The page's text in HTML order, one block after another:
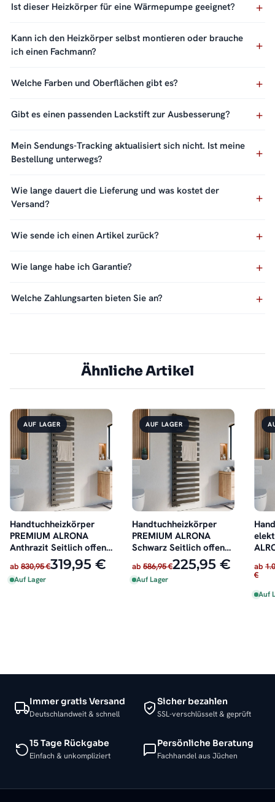
Ist dieser Heizkörper für eine Wärmepumpe geeignet?
Kann ich den Heizkörper selbst montieren oder brauche
ich einen Fachmann?
Welche Farben und Oberflächen gibt es?
Gibt es einen passenden Lackstift zur Ausbesserung?
Mein Sendungs-Tracking aktualisiert sich nicht. Ist meine
Bestellung unterwegs?
Wie lange dauert die Lieferung und was kostet der
Versand?
Wie sende ich einen Artikel zurück?
Wie lange habe ich Garantie?
Welche Zahlungsarten bieten Sie an?
Ähnliche Artikel
AUF LAGER
Handtuchheizkörper
PREMIUM ALRONA
Anthrazit Seitlich offen
rechts oder links
ab 830,95 €319,95 €
Auf Lager
AUF LAGER
Handtuchheizkörper
PREMIUM ALRONA
Schwarz Seitlich offen
rechts oder links
ab 586,95 €225,95 €
Auf Lager
ab
€
Auf
Immer gratis Versand
Deutschlandweit & schnell
Sicher bezahlen
SSL-verschlüsselt & geprüft
15 Tage Rückgabe
Einfach & unkompliziert
Persönliche Beratung
Fachhandel aus Jüchen